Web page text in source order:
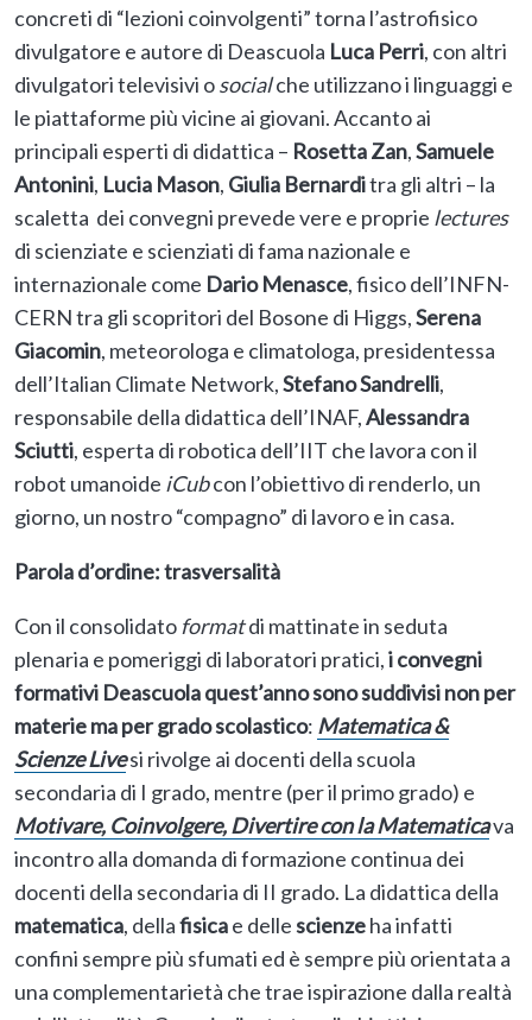
concreti di “lezioni coinvolgenti” torna l’astrofisico
divulgatore e autore di Deascuola Luca Perri, con altri
divulgatori televisivi osocialche utilizzano i linguaggi e
le piattaforme più vicine ai giovani. Accanto ai
principali esperti di didattica – Rosetta Zan,Samuele
Antonini, Lucia Mason, Giulia Bernarditra gli altri – la
scaletta dei convegni prevede vere e proprie lectures
di scienziate e scienziati di fama nazionale e
internazionale come Dario Menasce, fisico dell’INFN-
CERN tra gli scopritori del Bosone di Higgs,Serena
Giacomin, meteorologa e climatologa, presidentessa
dell’Italian Climate Network,Stefano Sandrelli,
responsabile della didattica dell’INAF,Alessandra
Sciutti, esperta di robotica dell’IIT che lavora con il
robot umanoide iCubcon l’obiettivo di renderlo, un
giorno, un nostro “compagno” di lavoro e in casa.
Parola d’ordine: trasversalità
Con il consolidato formatdi mattinate in seduta
plenaria e pomeriggi di laboratori pratici,i convegni
formativi Deascuola quest’anno sono suddivisi non per
materie ma per gradoscolastico: Matematica &
Scienze Livesi rivolge ai docenti della scuola
secondaria di I grado, mentre (per il primo grado) e
Motivare, Coinvolgere, Divertire con la Matematicava
incontro alla domanda di formazione continua dei
docenti della secondaria di II grado. La didattica della
matematica, dellafisicae dellescienzeha infatti
confini sempre più sfumati ed è sempre più orientata a
una complementarietà che trae ispirazione dalla realtà